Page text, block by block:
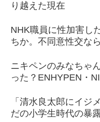
り越えた現在
NHK職員に性加害し
ちか。不同意性交な
ニキペンのみなちゃ
った？ENHYPEN・
「清水良太郎にイジ
だの小学生時代の暴